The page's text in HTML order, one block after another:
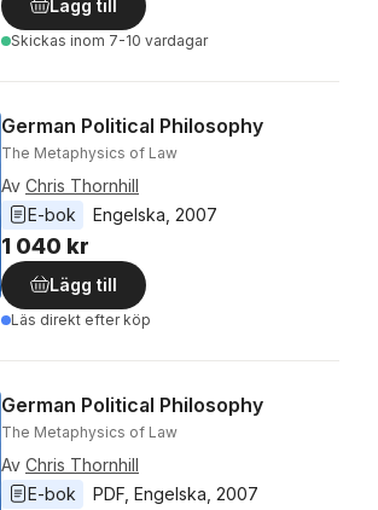
Lägg till
Skickas inom 7-10 vardagar
German Political Philosophy
The Metaphysics of Law
Av Chris Thornhill
E-bok
Engelska 2007
1 040 kr
Lägg till
Läs direkt efter köp
German Political Philosophy
The Metaphysics of Law
Av Chris Thornhill
E-bok
PDF Engelska 2007